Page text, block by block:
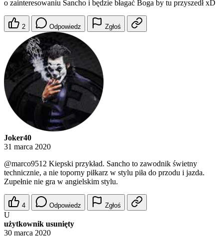
o zainteresowaniu Sancho i będzie błagać Boga by tu przyszedł xD
2 Odpowiedz Zgłoś
Joker40
31 marca 2020
@marco9512 Kiepski przykład. Sancho to zawodnik świetny
technicznie, a nie toporny piłkarz w stylu piła do przodu i jazda.
Zupełnie nie gra w angielskim stylu.
4 Odpowiedz Zgłoś
U
użytkownik usunięty
30 marca 2020